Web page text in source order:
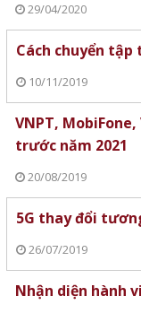
29/04/2020
Cách chuyển
10/11/2019
VNPT,
trước năm 2021
20/08/2019
5G thay đổi
26/07/2019
Nhận diện hành